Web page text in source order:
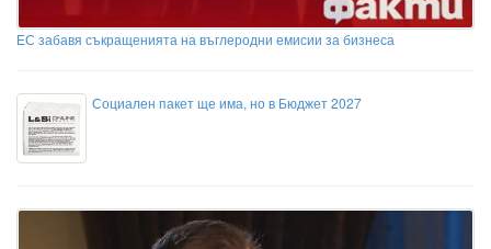
ЕС забавя съкращенията на въглеродни емисии за бизнеса
Социален пакет ще има, но в Бюджет 2027